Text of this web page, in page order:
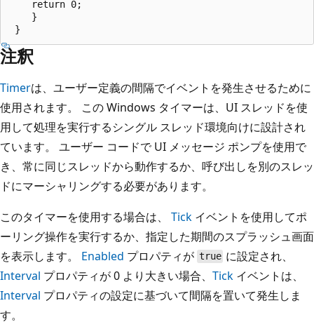
    return 0;
    }
注釈
Timerは、ユーザー定義の間隔でイベントを発生させるために
使用されます。 この Windows タイマーは、UI スレッドを使
用して処理を実行するシングル スレッド環境向けに設計され
ています。 ユーザー コードで UI メッセージ ポンプを使用で
き、常に同じスレッドから動作するか、呼び出しを別のスレッ
ドにマーシャリングする必要があります。
このタイマーを使用する場合は、 Tick イベントを使用してポ
ーリング操作を実行するか、指定した期間のスプラッシュ画面
を表示します。 Enabled プロパティが true に設定され、
Interval プロパティが 0 より大きい場合、 Tick イベントは、
Interval プロパティの設定に基づいて間隔を置いて発生しま
す。